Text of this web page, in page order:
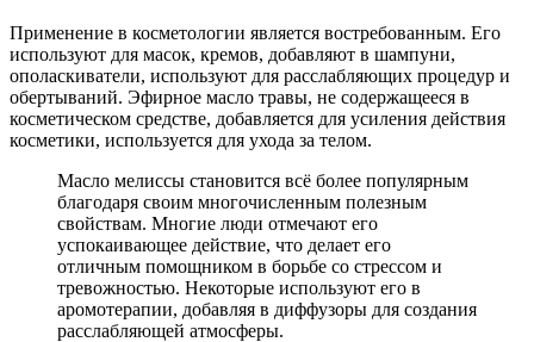
Применение в косметологии является востребованным. Его
используют для масок, кремов, добавляют в шампуни,
ополаскиватели, используют для расслабляющих процедур и
обертываний. Эфирное масло травы, не содержащееся в
косметическом средстве, добавляется для усиления действия
косметики, используется для ухода за телом.
Масло мелиссы становится всё более популярным
благодаря своим многочисленным полезным
свойствам. Многие люди отмечают его
успокаивающее действие, что делает его
отличным помощником в борьбе со стрессом и
тревожностью. Некоторые используют его в
аромотерапии, добавляя в диффузоры для создания
расслабляющей атмосферы.